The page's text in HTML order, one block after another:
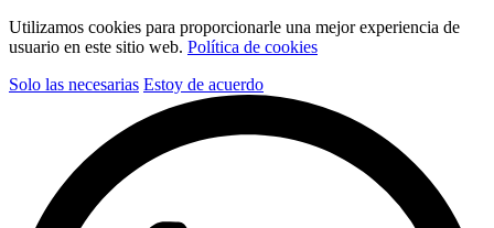
Utilizamos cookies para proporcionarle una mejor experiencia de
usuario en este sitio web. Política de cookies
Solo las necesarias Estoy de acuerdo